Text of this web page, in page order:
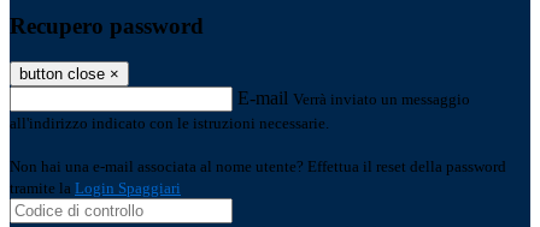
Recupero password
button close ×
E-mail Verrà inviato un messaggio
all'indirizzo indicato con le istruzioni necessarie.
Non hai una e-mail associata al nome utente? Effettua il reset della password
tramite la Login Spaggiari